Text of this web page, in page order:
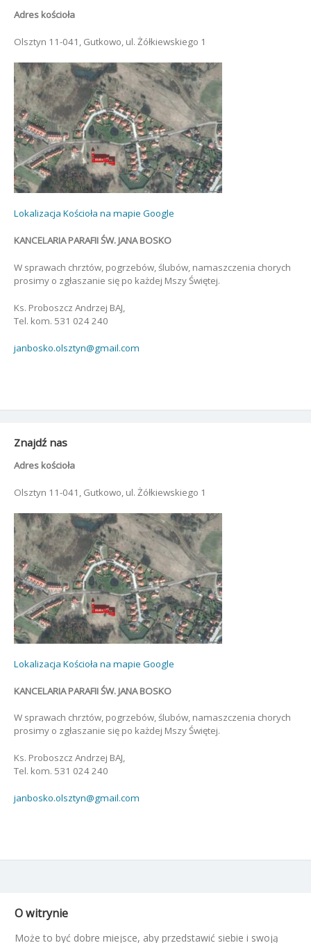
Adres kościoła
Olsztyn 11-041, Gutkowo, ul. Żółkiewskiego 1
Lokalizacja Kościoła na mapie Google
KANCELARIA PARAFII ŚW. JANA BOSKO
W sprawach chrztów, pogrzebów, ślubów, namaszczenia chorych
prosimy o zgłaszanie się po każdej Mszy Świętej.
Ks. Proboszcz Andrzej BAJ,
Tel. kom. 531 024 240
janbosko.olsztyn@gmail.com
Znajdź nas
Adres kościoła
Olsztyn 11-041, Gutkowo, ul. Żółkiewskiego 1
Lokalizacja Kościoła na mapie Google
KANCELARIA PARAFII ŚW. JANA BOSKO
W sprawach chrztów, pogrzebów, ślubów, namaszczenia chorych
prosimy o zgłaszanie się po każdej Mszy Świętej.
Ks. Proboszcz Andrzej BAJ,
Tel. kom. 531 024 240
janbosko.olsztyn@gmail.com
O witrynie
Może to być dobre miejsce, aby przedstawić siebie i swoją